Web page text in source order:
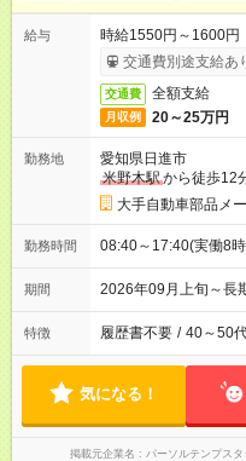
給与
時給1550円～1600
交通費別途支給あ
交通費 全額支給
月収例 20～25万円
勤務地
愛知県日進市
米野木駅から徒歩12
大手自動車部品メ
勤務時間 08:40～17:40(実働8
期間 2026年09月上旬～
特徴 履歴書不要 / 40～50
気になる！
掲載元企業名 パーソルテンプス